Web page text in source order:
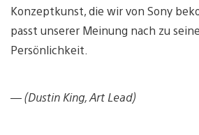
Konzeptkunst, die wir von Sony
passt unserer Meinung nach zu
Persönlichkeit.
— (Dustin King, Art Lead)